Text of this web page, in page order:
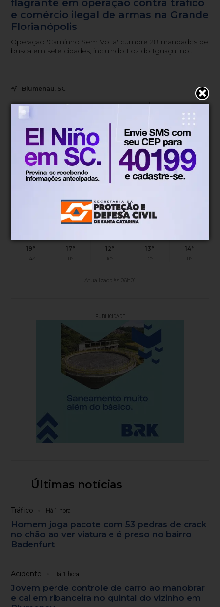
flagrante em operação contra tráfico
e comércio ilegal de armas na Grande
Florianópolis
Operação 'Caminho Sem Volta' cumpre 28 mandados de
busca em sete cidades, incluindo Foz do Iguaçu, no
Blumenau, SC
21°
Tempo nublado
21°
Sensação
2.74km/h 84%
Umidade
45%(0.1mm)
06h52
19°
14°
DOM
17°
11°
SEG
12°
10°
TER
13°
10°
14°
11°
Atualizado às 06h01
PUBLICIDADE
Últimas notícias
Tráfico Há 1 hora
Homem joga pacote com 53 pedras de crack
no chão ao ver viatura e é preso no bairro
Badenfurt
Acidente Há 1 hora
Jovem perde controle de carro ao manobrar
e cai em ribanceira no quintal do vizinho em